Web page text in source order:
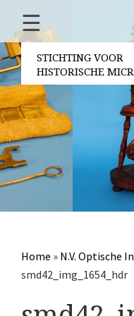
Overige
☰
STICHTING VOOR
HISTORISCHE
Home » N.V. Optische
smd42_img_1654_hdr